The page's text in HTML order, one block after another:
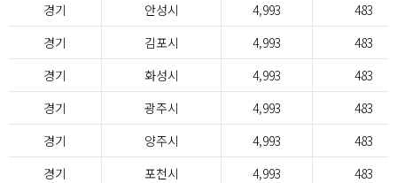
경기
안성시 4,993
483
경기
김포시 4,993
483
경기
화성시 4,993
483
경기
광주시 4,993
483
경기
양주시 4,993
483
경기
포천시 4,993
483